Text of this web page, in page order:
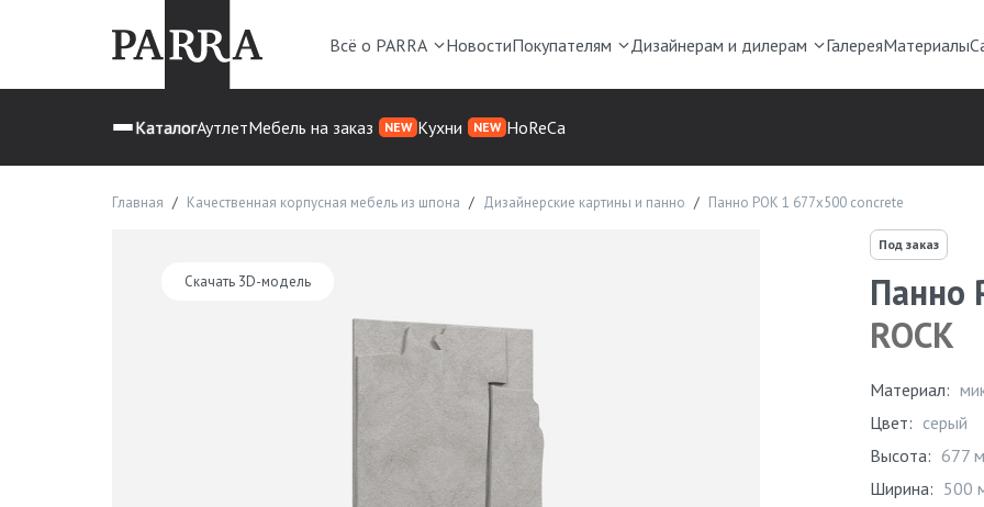
Всё о PARRA НовостиПокупателям Дизайнерам и дилерам ГалереяМатериалы
КаталогАутлетМебель на заказ NEW Кухни NEW HoReCa
Главная Качественная корпусная мебель из шпона Дизайнерские картины и панно Панно РОК 1 677х500 concrete
Скачать 3D-модель
Под заказ
Панно
ROCK
Материал:
Цвет: серый
Высота: 677
Ширина: 500